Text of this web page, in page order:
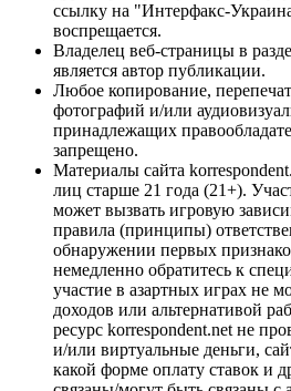
ссылку на "Интерфакс-
воспрещается.
Владелец веб-страницы в
является автор публикации.
Любое копирование,
фотографий и/или
принадлежащих
запрещено.
Материалы сайта
лиц старше 21 года (21+).
может вызвать игровую
правила (принципы)
обнаружении первых
немедленно обратитесь к
участие в азартных играх не
доходов или альтернативой
ресурс korrespondent.net не
и/или виртуальные деньги,
какой форме оплату ставок и